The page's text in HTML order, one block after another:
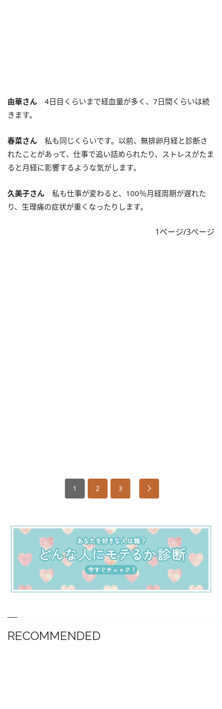
由華さん 4日目くらいまで経血量が多く、7日間くらいは続
きます。
春菜さん 私も同じくらいです。以前、無排卵月経と診断さ
れたことがあって、仕事で追い詰められたり、ストレスがたま
ると月経に影響するような気がします。
久美子さん 私も仕事が変わると、100％月経周期が遅れた
り、生理痛の症状が重くなったりします。
1ページ/3ページ
1 2 3
RECOMMENDED